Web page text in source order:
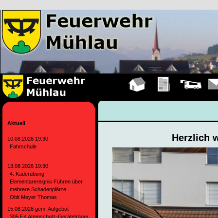
Aktuell
10.08.2026 19:30
Fahrschule
13.08.2026 19:30
4. Kaderübung
Elementarereignis Führen über
mehrere Schadenplätze
Oblt Meyer Thomas
15.08.2026 gem. Aufgebot
305 FK Atemschutz-Geräteträger
Herzlich